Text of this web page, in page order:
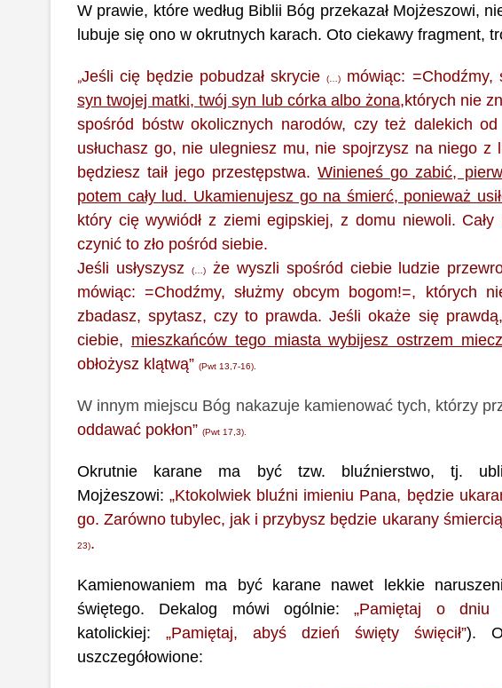
W prawie, które według Biblii Bóg przekazał Mojżeszowi,
lubuje się ono w okrutnych karach. Oto ciekawy fragment,
„Jeśli cię będzie pobudzał skrycie(…) mówiąc: =Chodźmy,
syn twojej matki, twój syn lub córka albo żona,których nie
spośród bóstw okolicznych narodów, czy też dalekich
usłuchasz go, nie ulegniesz mu, nie spojrzysz na niego z
będziesz taił jego przestępstwa.Winieneś go zabić,
potem cały lud. Ukamienujesz go na śmierć, ponieważ
który cię wywiódł z ziemi egipskiej, z domu niewoli.
czynić to zło pośród siebie.
Jeśli usłyszysz
(…)że wyszli spośród ciebie ludzie
mówiąc: =Chodźmy, służmy obcym bogom!=, których
zbadasz, spytasz, czy to prawda. Jeśli okaże się
ciebie, mieszkańców tego miasta wybijesz ostrzem
obłożysz klątwą” (Pwt 13,7-16).
W innym miejscu Bóg nakazuje kamienować tych, którzy
oddawać pokłon” (Pwt 17,3).
Okrutnie karane ma być tzw. bluźnierstwo, tj.
Mojżeszowi:„Ktokolwiek bluźni imieniu Pana, będzie
go. Zarówno tubylec, jak i przybysz będzie ukarany
23).
Kamienowaniem ma być karane nawet lekkie
świętego. Dekalog mówi ogólnie:„Pamiętaj o dniu
katolickiej: „Pamiętaj, abyś dzień święty święcił”).
uszczegółowione: